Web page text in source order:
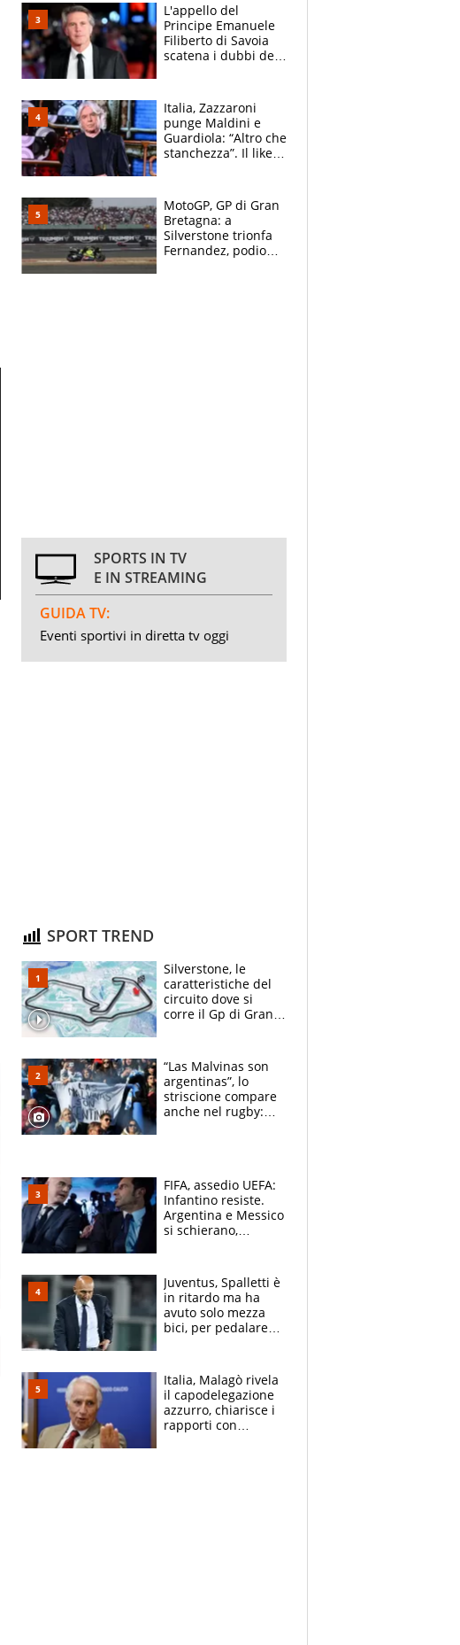
L'appello del
Principe Emanuele
Filiberto di Savoia
scatena i dubbi dei
Italia, Zazzaroni
punge Maldini e
Guardiola: “Altro che
stanchezza”. Il like
MotoGP, GP di Gran
Bretagna: a
Silverstone trionfa
Fernandez, podio
SPORTS IN TV
E IN STREAMING
GUIDA TV:
Eventi sportivi in diretta tv oggi
SPORT TREND
Silverstone, le
caratteristiche del
circuito dove si
corre il Gp di Gran
“Las Malvinas son
argentinas”, lo
striscione compare
anche nel rugby:
FIFA, assedio UEFA:
Infantino resiste.
Argentina e Messico
si schierano,
Juventus, Spalletti è
in ritardo ma ha
avuto solo mezza
bici, per pedalare
Italia, Malagò rivela
il capodelegazione
azzurro, chiarisce i
rapporti con